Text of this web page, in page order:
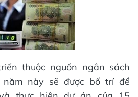
thuộc nguồn ngân sách
này sẽ được bố trí để